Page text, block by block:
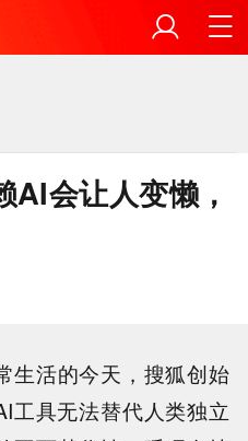
AI会让人变懒，
生活的今天，搜狐创始
工具无法替代人类独立